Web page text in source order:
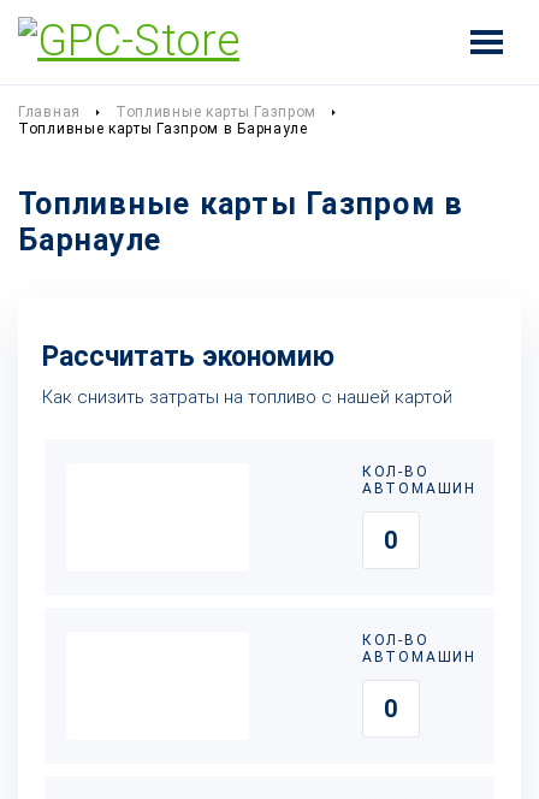
Главная
Топливные карты Газпром
Топливные карты Газпром в Барнауле
Топливные карты Газпром в
Барнауле
Рассчитать экономию
Как снизить затраты на топливо с нашей картой
КОЛ-ВО
АВТОМАШИН
КОЛ-ВО
АВТОМАШИН